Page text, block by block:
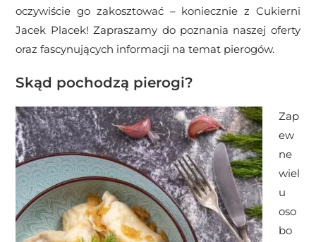
oczywiście go zakosztować – koniecznie z Cukierni
Jacek Placek! Zapraszamy do poznania naszej oferty
oraz fascynujących informacji na temat pierogów.
Skąd pochodzą pierogi?
Zap
ew
ne
wiel
u
oso
bo